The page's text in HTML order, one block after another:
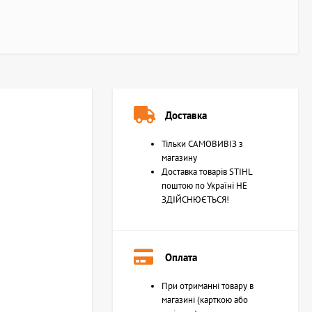
Доставка
Тільки САМОВИВІЗ з
магазину
Доставка товарів STIHL
поштою по Україні НЕ
ЗДІЙСНЮЄТЬСЯ!
Оплата
При отриманні товару в
магазині (карткою або